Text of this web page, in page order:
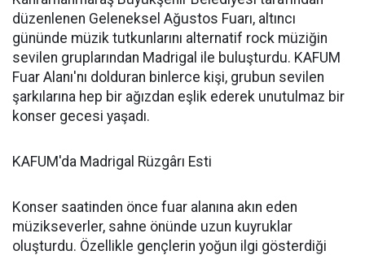
düzenlenen Geleneksel Ağustos Fuarı, altıncı
gününde müzik tutkunlarını alternatif rock müziğin
sevilen gruplarından Madrigal ile buluşturdu. KAFUM
Fuar Alanı'nı dolduran binlerce kişi, grubun sevilen
şarkılarına hep bir ağızdan eşlik ederek unutulmaz bir
konser gecesi yaşadı.
KAFUM'da Madrigal Rüzgârı Esti
Konser saatinden önce fuar alanına akın eden
müzikseverler, sahne önünde uzun kuyruklar
oluşturdu. Özellikle gençlerin yoğun ilgi gösterdiği